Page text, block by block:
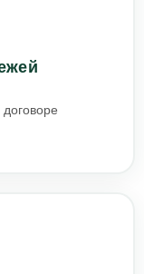
договоре